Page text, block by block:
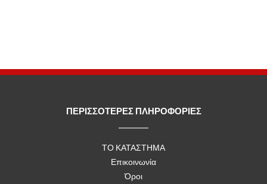
ΠΕΡΙΣΣΟΤΕΡΕΣ ΠΛΗΡΟΦΟΡΙΕΣ
ΤΟ ΚΑΤΑΣΤΗΜΑ
Επικοινωνία
Όροι